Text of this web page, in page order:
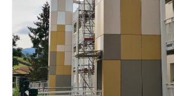
Vous recherchez&nbsp;:
Rechercher